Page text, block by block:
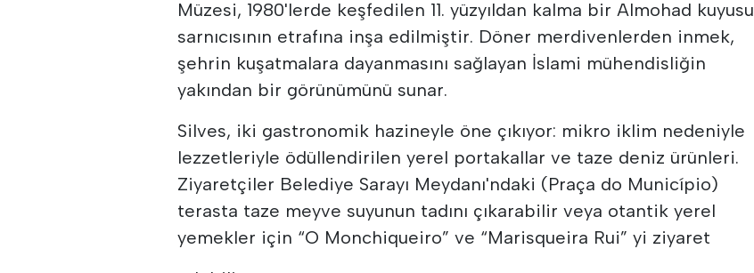
Müzesi, 1980'lerde keşfedilen 11. yüzyıldan kalma bir Almohad kuyusu
sarnıcısının etrafına inşa edilmiştir. Döner merdivenlerden inmek,
şehrin kuşatmalara dayanmasını sağlayan İslami mühendisliğin
yakından bir görünümünü sunar.
Silves, iki gastronomik hazineyle öne çıkıyor: mikro iklim nedeniyle
lezzetleriyle ödüllendirilen yerel portakallar ve taze deniz ürünleri.
Ziyaretçiler Belediye Sarayı Meydanı'ndaki (Praça do Município)
terasta taze meyve suyunun tadını çıkarabilir veya otantik yerel
yemekler için “O Monchiqueiro” ve “Marisqueira Rui” yi ziyaret